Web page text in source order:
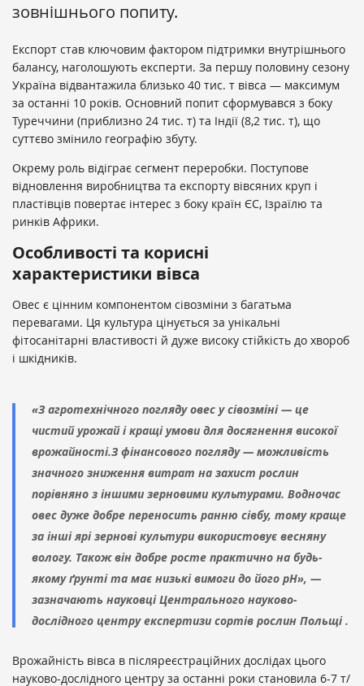
зовнішнього попиту.
Експорт став ключовим фактором підтримки внутрішнього
балансу, наголошують експерти. За першу половину сезону
Україна відвантажила близько 40 тис. т вівса — максимум
за останні 10 років. Основний попит сформувався з боку
Туреччини (приблизно 24 тис. т) та Індії (8,2 тис. т), що
суттєво змінило географію збуту.
Окрему роль відіграє сегмент переробки. Поступове
відновлення виробництва та експорту вівсяних круп і
пластівців повертає інтерес з боку країн ЄС, Ізраїлю та
ринків Африки.
Особливості та корисні
характеристики вівса
Овес є цінним компонентом сівозміни з багатьма
перевагами. Ця культура цінується за унікальні
фітосанітарні властивості й дуже високу стійкість до хвороб
і шкідників.
«З агротехнічного погляду овес у сівозміні — це
чистий урожай і кращі умови для досягнення високої
врожайності.З фінансового погляду — можливість
значного зниження витрат на захист рослин
порівняно з іншими зерновими культурами. Водночас
овес дуже добре переносить ранню сівбу, тому краще
за інші ярі зернові культури використовує весняну
вологу. Також він добре росте практично на будь-
якому ґрунті та має низькі вимоги до його pH», —
зазначають науковці Центрального науково-
дослідного центру експертизи сортів рослин Польщі .
Врожайність вівса в післяреєстраційних дослідах цього
науково-дослідного центру за останні роки становила 6-7 т/